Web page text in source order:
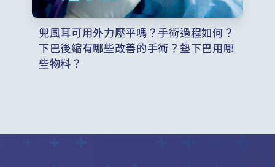
兜風耳可用外力壓平嗎？手術過程如何？
下巴後縮有哪些改善的手術？墊下巴用哪
些物料？